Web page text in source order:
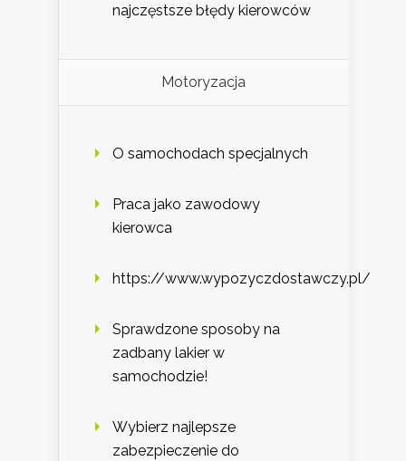
najczęstsze błędy kierowców
Motoryzacja
O samochodach specjalnych
Praca jako zawodowy
kierowca
https://www.wypozyczdostawczy.pl/
Sprawdzone sposoby na
zadbany lakier w
samochodzie!
Wybierz najlepsze
zabezpieczenie do